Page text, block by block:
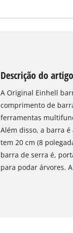
Descrição do artigo
A Original Einhell
comprimento de
ferramentas
Além disso, a barra
tem 20 cm (8
barra de serra é,
para podar árvores.